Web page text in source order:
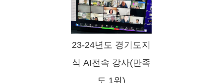
23-24년도 경기도지
식 AI전속 강사(만족
도 1위)